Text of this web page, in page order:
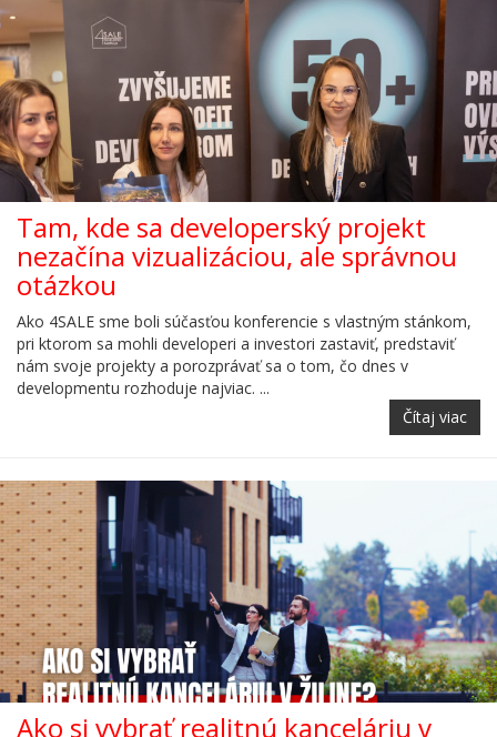
Tam, kde sa developerský projekt
nezačína vizualizáciou, ale správnou
otázkou
Ako 4SALE sme boli súčasťou konferencie s vlastným stánkom,
pri ktorom sa mohli developeri a investori zastaviť, predstaviť
nám svoje projekty a porozprávať sa o tom, čo dnes v
developmentu rozhoduje najviac. ...
Čítaj viac
Ako si vybrať realitnú kanceláriu v